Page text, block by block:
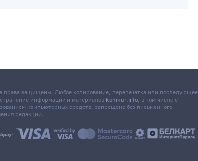
права защищены. Любое копирование, перепечатка или последующее
информации и материалов komkur.info, в том числе с
компьютерных средств, запрещено без письменного
редакции.